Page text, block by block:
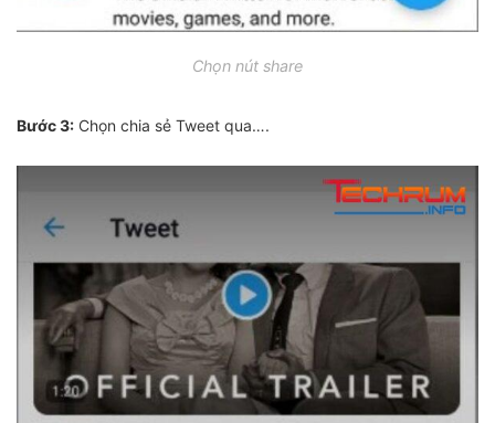
Chọn nút share
Bước 3: Chọn chia sẻ Tweet qua….